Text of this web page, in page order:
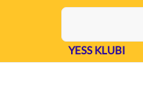
YESS KLUBI